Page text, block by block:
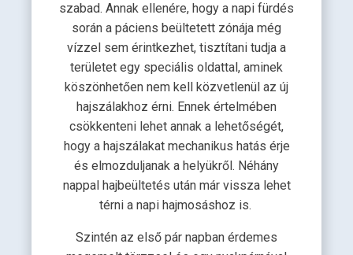
szabad. Annak ellenére, hogy a napi fürdés
során a páciens beültetett zónája még
vízzel sem érintkezhet, tisztítani tudja a
területet egy speciális oldattal, aminek
köszönhetően nem kell közvetlenül az új
hajszálakhoz érni. Ennek értelmében
csökkenteni lehet annak a lehetőségét,
hogy a hajszálakat mechanikus hatás érje
és elmozduljanak a helyükről. Néhány
nappal hajbeültetés után már vissza lehet
térni a napi hajmosáshoz is.
Szintén az első pár napban érdemes